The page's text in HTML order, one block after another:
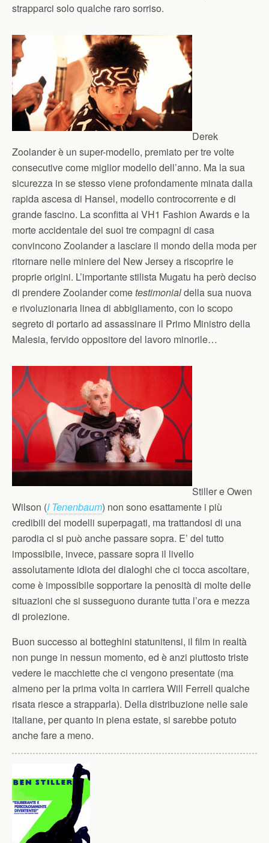
strapparci solo qualche raro sorriso.
Derek
Zoolander è un super-modello, premiato per tre volte
consecutive come miglior modello dell’anno. Ma la sua
sicurezza in se stesso viene profondamente minata dalla
rapida ascesa di Hansel, modello controcorrente e di
grande fascino. La sconfitta ai VH1 Fashion Awards e la
morte accidentale dei suoi tre compagni di casa
convincono Zoolander a lasciare il mondo della moda per
ritornare nelle miniere del New Jersey a riscoprire le
proprie origini. L’importante stilista Mugatu ha però deciso
di prendere Zoolander cometestimonialdella sua nuova
e rivoluzionaria linea di abbigliamento, con lo scopo
segreto di portarlo ad assassinare il Primo Ministro della
Malesia, fervido oppositore del lavoro minorile…
Stiller e Owen
Wilson (I Tenenbaum) non sono esattamente i più
credibili dei modelli superpagati, ma trattandosi di una
parodia ci si può anche passare sopra. E’ del tutto
impossibile, invece, passare sopra il livello
assolutamente idiota dei dialoghi che ci tocca ascoltare,
come è impossibile sopportare la penosità di molte delle
situazioni che si susseguono durante tutta l’ora e mezza
di proiezione.
Buon successo ai botteghini statunitensi, il film in realtà
non punge in nessun momento, ed è anzi piuttosto triste
vedere le macchiette che ci vengono presentate (ma
almeno per la prima volta in carriera Will Ferrell qualche
risata riesce a strapparla). Della distribuzione nelle sale
italiane, per quanto in piena estate, si sarebbe potuto
anche fare a meno.